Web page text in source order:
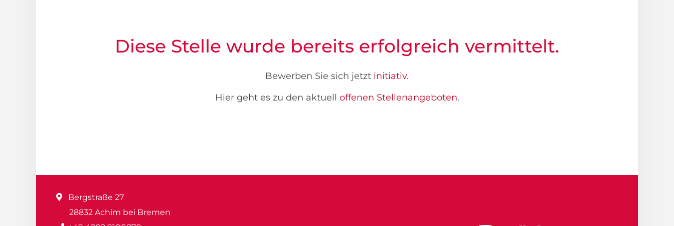
Diese Stelle wurde bereits erfolgreich vermittelt.
Bewerben Sie sich jetzt initiativ.
Hier geht es zu den aktuell offenen Stellenangeboten.
Bergstraße 27
28832 Achim bei Bremen